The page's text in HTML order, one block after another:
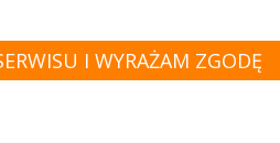
Casa de'Fiori Dom Konferencyjno
bezbłędna obsługę każdej
I WYRAŻAM ZGODĘ